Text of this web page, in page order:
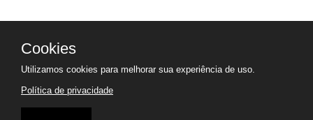
Cookies
Utilizamos cookies para melhorar sua experiência de uso.
Política de privacidade